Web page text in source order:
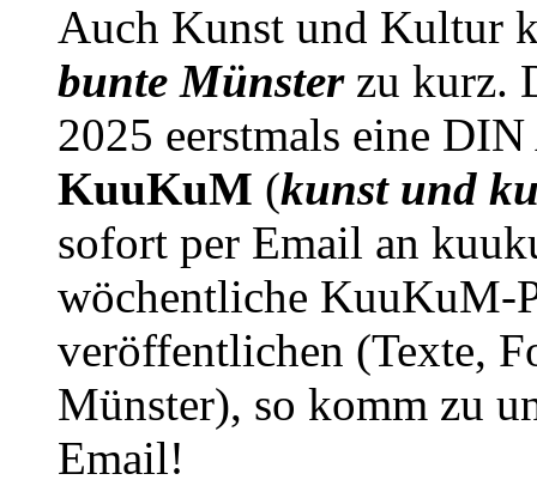
Auch Kunst und Kultur
bunte Münsterzu kurz.
2025 eerstmals eine
KuuKuM (kunst und
sofort per Email an
wöchentliche KuuKuM-
veröffentlichen (Texte,
Münster), so komm zu
Email!